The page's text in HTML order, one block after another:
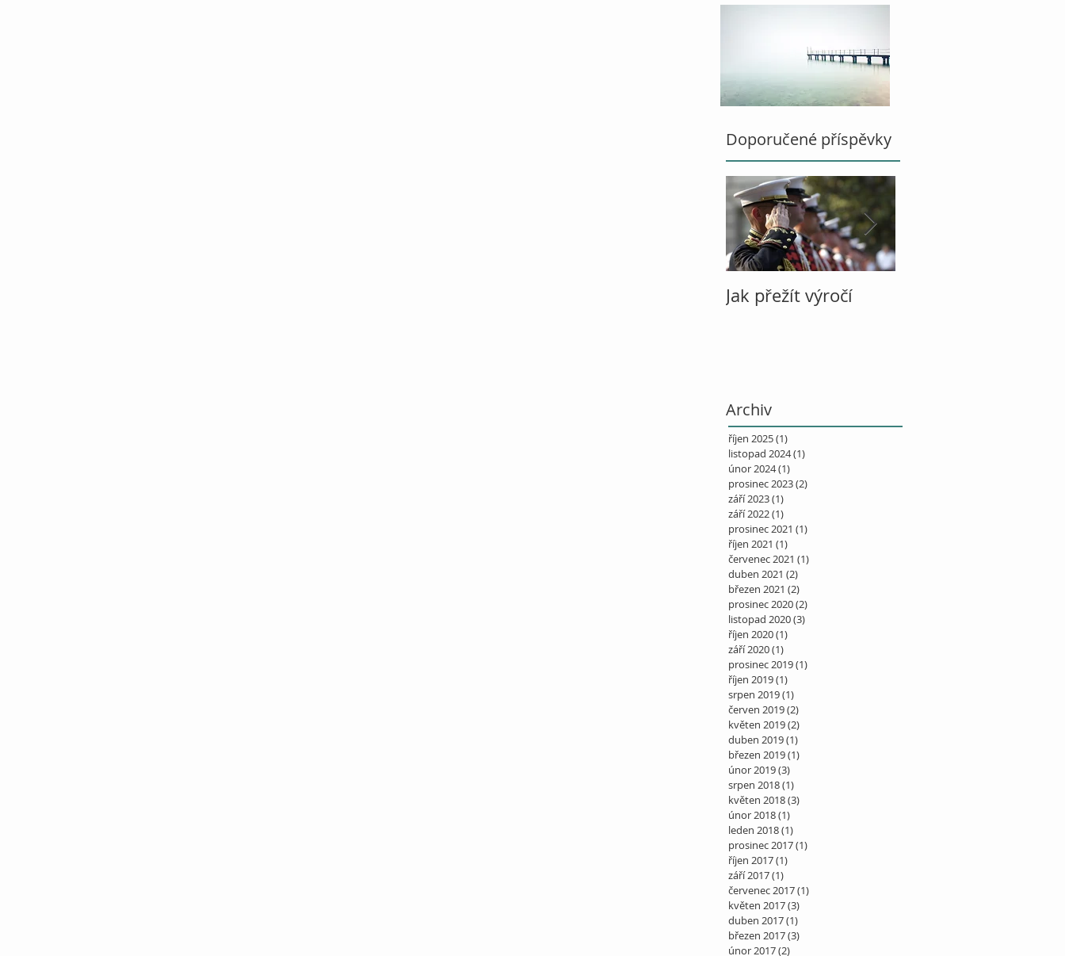
Doporučené příspěvky
Jak přežít výročí
Archiv
říjen 2025(1)
listopad 2024(1)
únor 2024(1)
prosinec 2023(2)
září 2023(1)
září 2022(1)
prosinec 2021 (1)
říjen 2021 (1)
červenec 2021 (1)
duben 2021 (2)
březen 2021 (2)
prosinec 2020(2)
listopad 2020(3)
říjen 2020(1)
září 2020(1)
prosinec 2019(1)
říjen 2019(1)
srpen 2019(1)
červen 2019(2)
květen 2019(2)
duben 2019(1)
březen 2019(1)
únor 2019(3)
srpen 2018(1)
květen 2018(3)
únor 2018(1)
leden 2018(1)
prosinec 2017(1)
říjen 2017(1)
září 2017(1)
červenec 2017(1)
květen 2017(3)
duben 2017(1)
březen 2017(3)
únor 2017(2)